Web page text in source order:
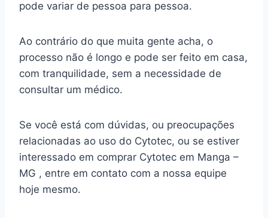
pode variar de pessoa para pessoa.
Ao contrário do que muita gente acha, o
processo não é longo e pode ser feito em casa,
com tranquilidade, sem a necessidade de
consultar um médico.
Se você está com dúvidas, ou preocupações
relacionadas ao uso do Cytotec, ou se estiver
interessado em comprar Cytotec em Manga –
MG , entre em contato com a nossa equipe
hoje mesmo.